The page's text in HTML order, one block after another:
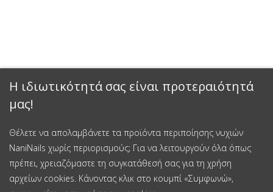
Η ιδιωτικότητά σας είναι προτεραιότητά
μας!
Θέλετε να απολαμβάνετε τα προϊόντα περιποίησης νυχιών
NaniNails χωρίς περιορισμούς; Για να λειτουργούν όλα όπως
πρέπει, χρειαζόμαστε τη συγκατάθεσή σας για τη χρήση
αρχείων cookies. Κάνοντας κλικ στο κουμπί «Συμφωνώ»,